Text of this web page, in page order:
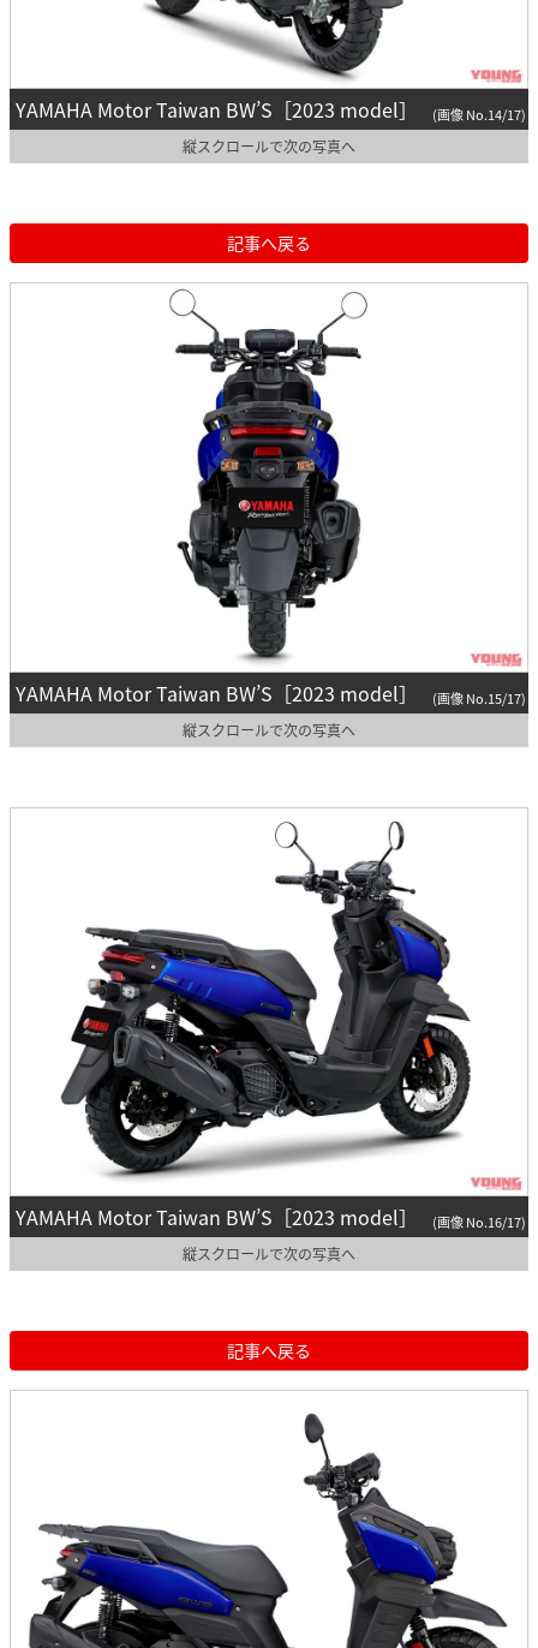
YAMAHA Motor Taiwan BW’S［2023 model］ (画像 No.14/17)
縦スクロールで次の写真へ
記事へ戻る
YAMAHA Motor Taiwan BW’S［2023 model］ (画像 No.15/17)
縦スクロールで次の写真へ
YAMAHA Motor Taiwan BW’S［2023 model］ (画像 No.16/17)
縦スクロールで次の写真へ
記事へ戻る